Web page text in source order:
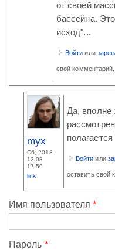
от своей
бассейна.
исход"...
Войти или
свой комментарий.
myx
Сб, 2018-
12-08
17:50
link
Да, вполне
Войти или
оставить свой
Имя пользователя*
Пароль *